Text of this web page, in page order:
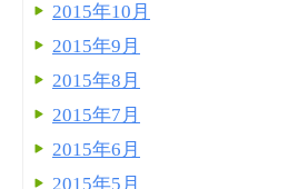
2015年10月
2015年9月
2015年8月
2015年7月
2015年6月
2015年5月